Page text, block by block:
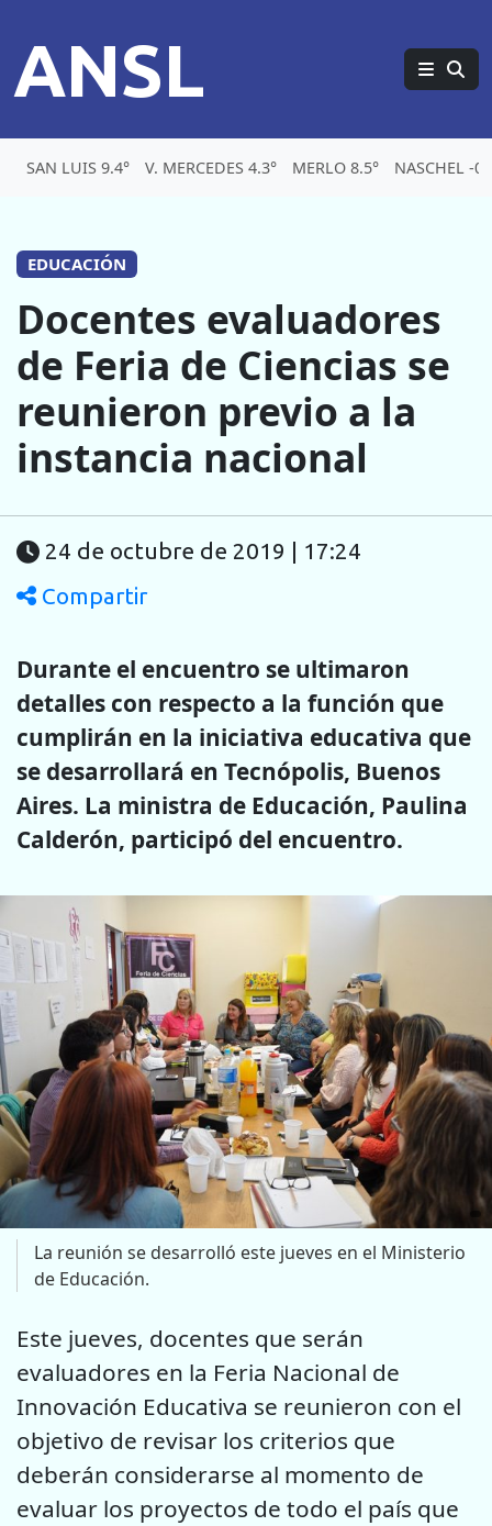
ANSL
SAN LUIS 9.4° V. MERCEDES 4.3° MERLO 8.5° NASCHEL -
EDUCACIÓN
Docentes evaluadores
de Feria de Ciencias se
reunieron previo a la
instancia nacional
24 de octubre de 2019 | 17:24
Compartir
Durante el encuentro se ultimaron
detalles con respecto a la función que
cumplirán en la iniciativa educativa que
se desarrollará en Tecnópolis, Buenos
Aires. La ministra de Educación, Paulina
Calderón, participó del encuentro.
La reunión se desarrolló este jueves en el Ministerio
de Educación.
Este jueves, docentes que serán
evaluadores en la Feria Nacional de
Innovación Educativa se reunieron con el
objetivo de revisar los criterios que
deberán considerarse al momento de
evaluar los proyectos de todo el país que